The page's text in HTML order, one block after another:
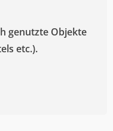
genutzte Objekte
etc.).